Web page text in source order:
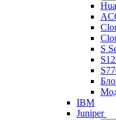
S
IBM
Juniper